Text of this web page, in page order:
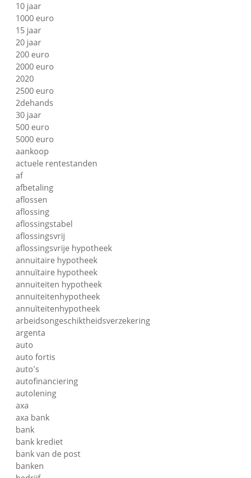
10 jaar
1000 euro
15 jaar
20 jaar
200 euro
2000 euro
2020
2500 euro
2dehands
30 jaar
500 euro
5000 euro
aankoop
actuele rentestanden
af
afbetaling
aflossen
aflossing
aflossingstabel
aflossingsvrij
aflossingsvrije hypotheek
annuitaire hypotheek
annuïtaire hypotheek
annuiteiten hypotheek
annuiteitenhypotheek
annuïteitenhypotheek
arbeidsongeschiktheidsverzekering
argenta
auto
auto fortis
auto's
autofinanciering
autolening
axa
axa bank
bank
bank krediet
bank van de post
banken